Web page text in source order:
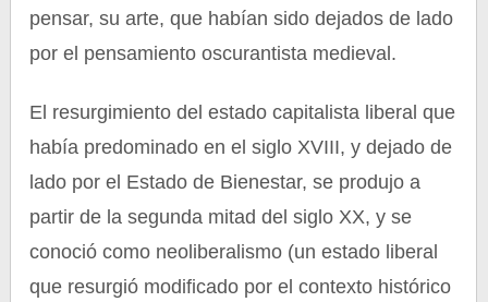
pensar, su arte, que habían sido dejados de lado
por el pensamiento oscurantista medieval.
El resurgimiento del estado capitalista liberal que
había predominado en el siglo XVIII, y dejado de
lado por el Estado de Bienestar, se produjo a
partir de la segunda mitad del siglo XX, y se
conoció como neoliberalismo (un estado liberal
que resurgió modificado por el contexto histórico